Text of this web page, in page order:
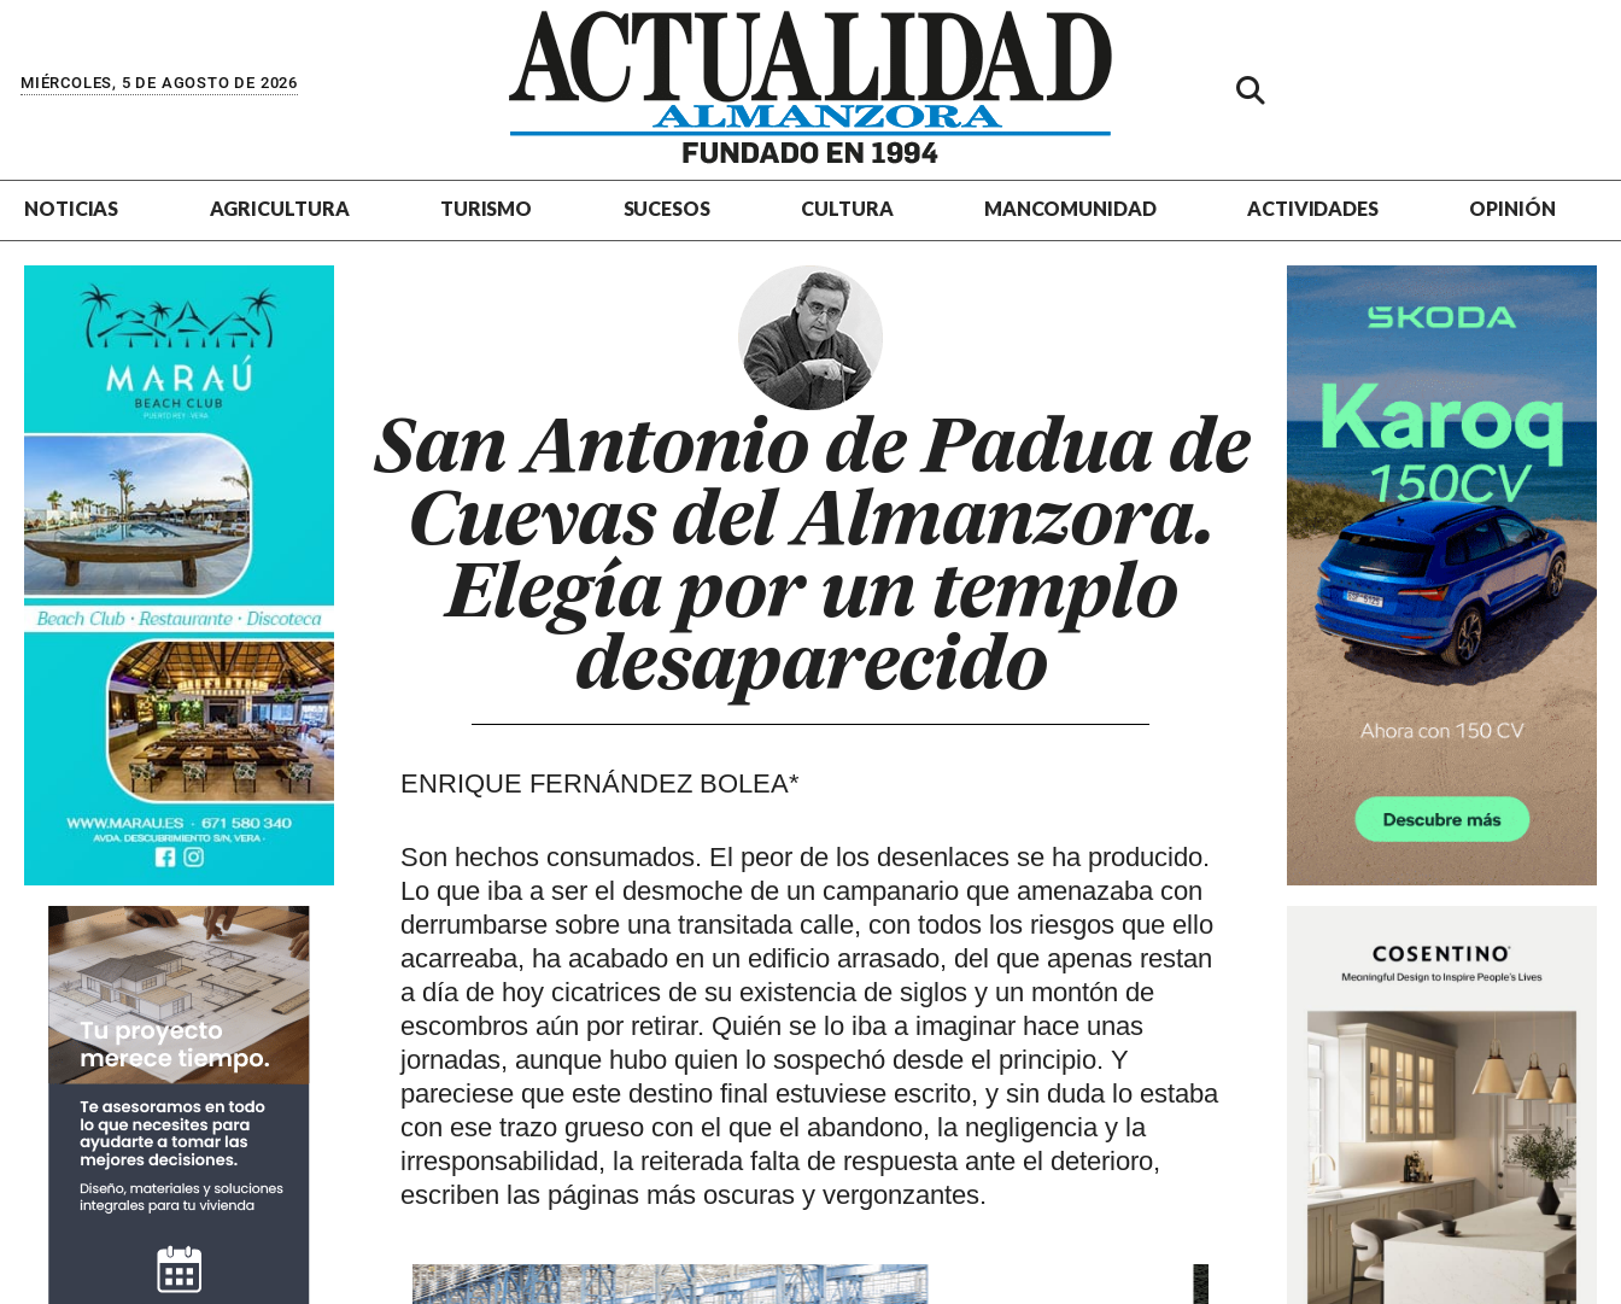
MIÉRCOLES, 5 DE AGOSTO DE 2026
NOTICIAS AGRICULTURA TURISMO SUCESOS CULTURA MANCOMUNIDAD ACTIVIDADES OPINIÓN
San Antonio de Padua de
Cuevas del Almanzora.
Elegía por un templo
desaparecido
ENRIQUE FERNÁNDEZ BOLEA*
Son hechos consumados. El peor de los desenlaces se ha producido.
Lo que iba a ser el desmoche de un campanario que amenazaba con
derrumbarse sobre una transitada calle, con todos los riesgos que ello
acarreaba, ha acabado en un edificio arrasado, del que apenas restan
a día de hoy cicatrices de su existencia de siglos y un montón de
escombros aún por retirar. Quién se lo iba a imaginar hace unas
jornadas, aunque hubo quien lo sospechó desde el principio. Y
pareciese que este destino final estuviese escrito, y sin duda lo estaba
con ese trazo grueso con el que el abandono, la negligencia y la
irresponsabilidad, la reiterada falta de respuesta ante el deterioro,
escriben las páginas más oscuras y vergonzantes.